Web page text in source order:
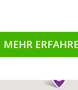
MEHR